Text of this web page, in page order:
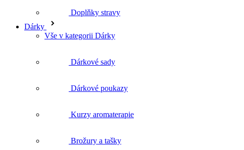
Doplňky stravy
Dárky
Vše v kategorii Dárky
Dárkové sady
Dárkové poukazy
Kurzy aromaterapie
Brožury a tašky